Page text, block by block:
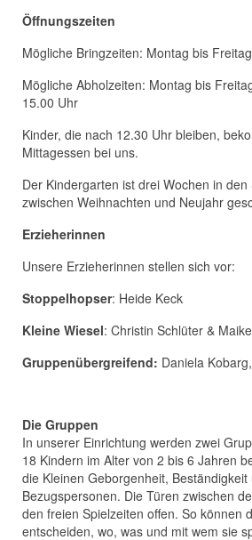
Öffnungszeiten
Mögliche Bringzeiten: Montag bis
Mögliche Abholzeiten: Montag bis
15.00 Uhr
Kinder, die nach 12.30 Uhr bleiben,
Mittagessen bei uns.
Der Kindergarten ist drei Wochen in
zwischen Weihnachten und Neujahr
Erzieherinnen
Unsere Erzieherinnen stellen sich vor:
Stoppelhopser: Heide Keck
Kleine Wiesel: Christin Schlüter &
Gruppenübergreifend: Daniela
Die Gruppen
In unserer Einrichtung werden zwei
18 Kindern im Alter von 2 bis 6 Jahren
die Kleinen Geborgenheit,
Bezugspersonen. Die Türen zwischen
den freien Spielzeiten offen. So können
entscheiden, wo, was und mit wem sie